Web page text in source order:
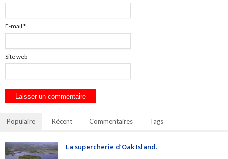
E-mail *
Site web
Populaire Récent Commentaires Tags
La supercherie d’Oak Island.